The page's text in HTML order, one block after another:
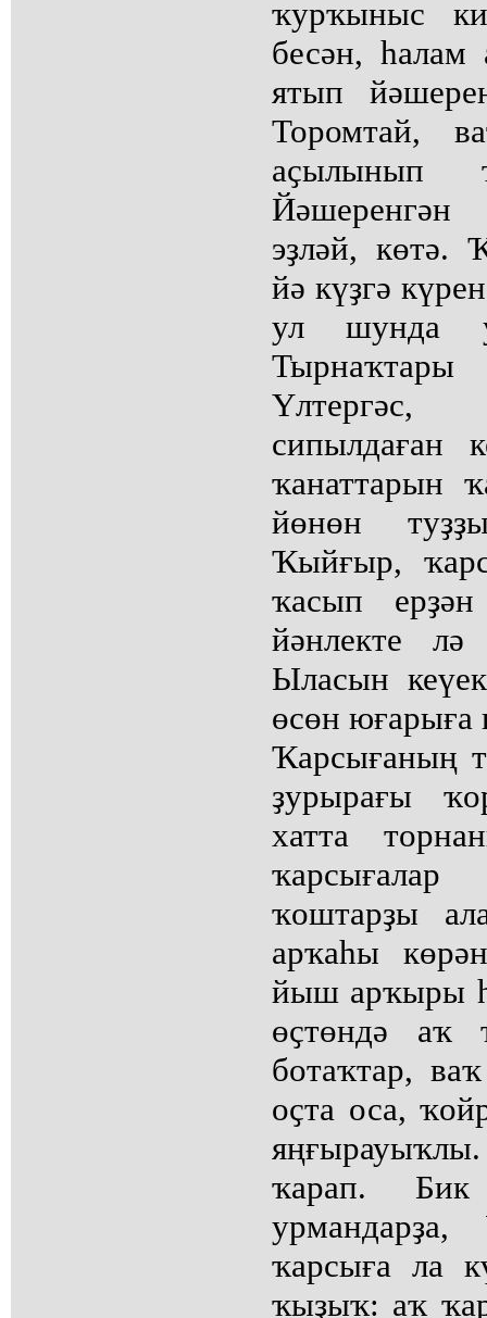
ҡурҡыныс
бесән,
ятып
Торомтай,
аҫылынып
эҙләй, көтә.
йә күҙгә
ул шунда
Үлтергәс,
сипылдаған
ҡанаттарын
йөнөн
Ҡыйғыр,
ҡасып
йәнлекте
Ыласын
өсөн юғарыға
Ҡарсығаның
ҙурырағы
хатта
ҡоштарҙы
арҡаһы
йыш арҡыры
өҫтөндә аҡ
ботаҡтар,
оҫта оса,
ҡарап.
ҡарсыға ла
ҡыҙыҡ: аҡ